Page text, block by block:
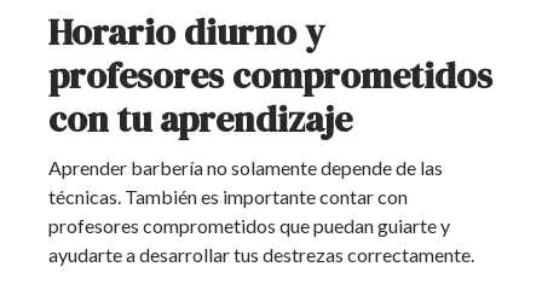
Horario diurno y
profesores comprometidos
con tu aprendizaje
Aprender barbería no solamente depende de las
técnicas. También es importante contar con
profesores comprometidos que puedan guiarte y
ayudarte a desarrollar tus destrezas correctamente.